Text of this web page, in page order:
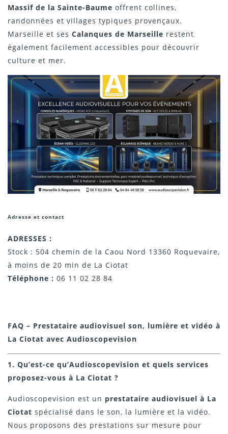
Massif de la Sainte-Baume offrent collines,
randonnées et villages typiques provençaux.
Marseille et ses Calanques de Marseille restent
également facilement accessibles pour découvrir
culture et mer.
Adresse et contact
ADRESSES :
Stock : 504 chemin de la Caou Nord 13360 Roquevaire,
à moins de 20 min de La Ciotat
Téléphone : 06 11 02 28 84
FAQ – Prestataire audiovisuel son, lumière et vidéo à
La Ciotat avec Audioscopevision
1. Qu’est-ce qu’Audioscopevision et quels services
proposez-vous à La Ciotat ?
Audioscopevision est un prestataire audiovisuel à La
Ciotat spécialisé dans le son, la lumière et la vidéo.
Nous proposons des prestations sur mesure pour